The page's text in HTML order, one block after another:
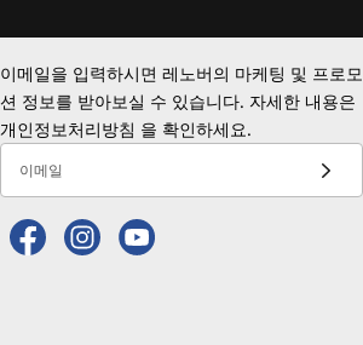
이메일을 입력하시면 레노버의 마케팅 및 프로모
션 정보를 받아보실 수 있습니다. 자세한 내용은
개인정보처리방침 을 확인하세요.
이메일